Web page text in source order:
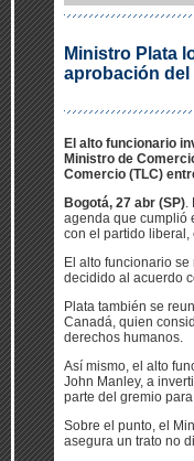
Ministro Plata
aprobación del
El alto funcionario
Ministro de
Comercio (TLC)
Bogotá, 27 abr (SP).
agenda que cumplió
con el partido liberal,
El alto funcionario
decidido al acuerdo
Plata también se
Canadá, quien
derechos humanos.
Así mismo, el alto
John Manley, a
parte del gremio
Sobre el punto, el
asegura un trato no